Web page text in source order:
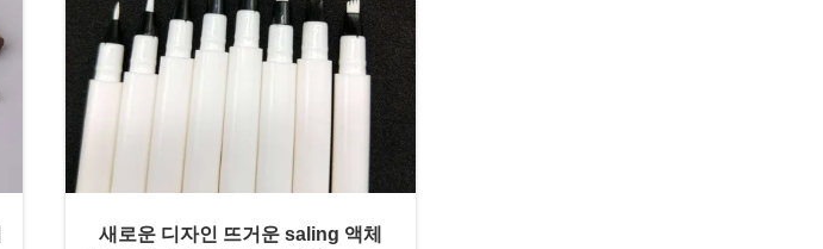
새로운 디자인 뜨거운 saling 액체